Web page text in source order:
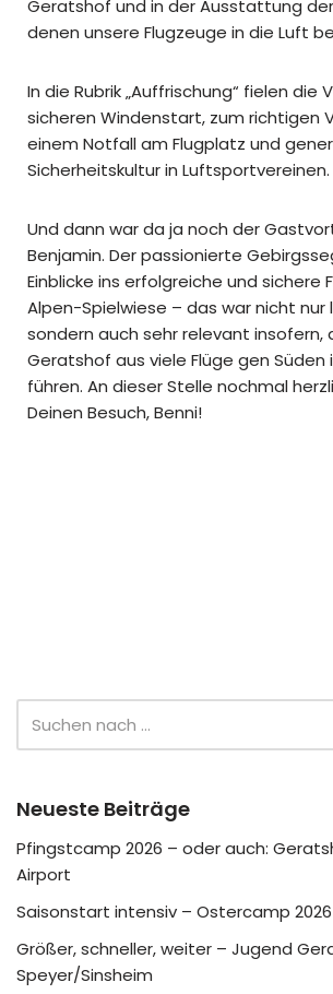
Geratshof und in der Ausstattung
denen unsere Flugzeuge in die Luft
In die Rubrik „Auffrischung“ fielen die
sicheren Windenstart, zum richtigen
einem Notfall am Flugplatz und
Sicherheitskultur in Luftsportvereinen.
Und dann war da ja noch der
Benjamin. Der passionierte
Einblicke ins erfolgreiche und sichere
Alpen-Spielwiese – das war nicht nur
sondern auch sehr relevant insofern,
Geratshof aus viele Flüge gen Süden
führen. An dieser Stelle nochmal
Deinen Besuch, Benni!
Neueste Beiträge
Pfingstcamp 2026 – oder auch:
Airport
Saisonstart intensiv – Ostercamp 2026
Größer, schneller, weiter – Jugend
Speyer/Sinsheim